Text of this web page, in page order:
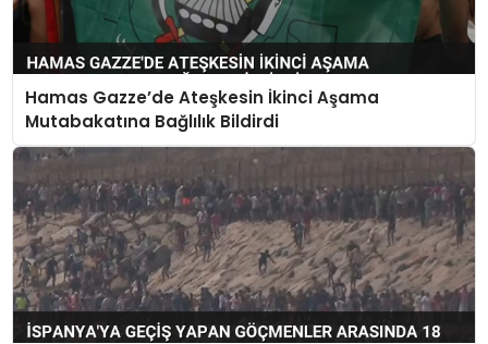
Hamas Gazze’de Ateşkesin İkinci Aşama
Mutabakatına Bağlılık Bildirdi